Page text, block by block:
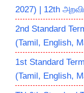
2027) | 12th
2nd Standard
(Tamil, English,
1st Standard
(Tamil, English,